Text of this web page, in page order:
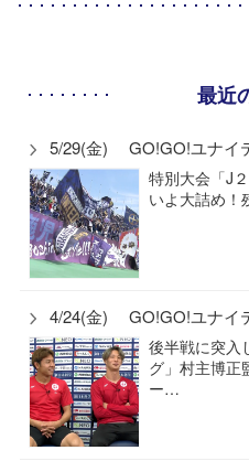
最近
5/29(金) GO!GO!ユナイ
特別大会「J
いよ大詰め
4/24(金) GO!GO!ユナイ
後半戦に突入
グ」村主博正
ー…